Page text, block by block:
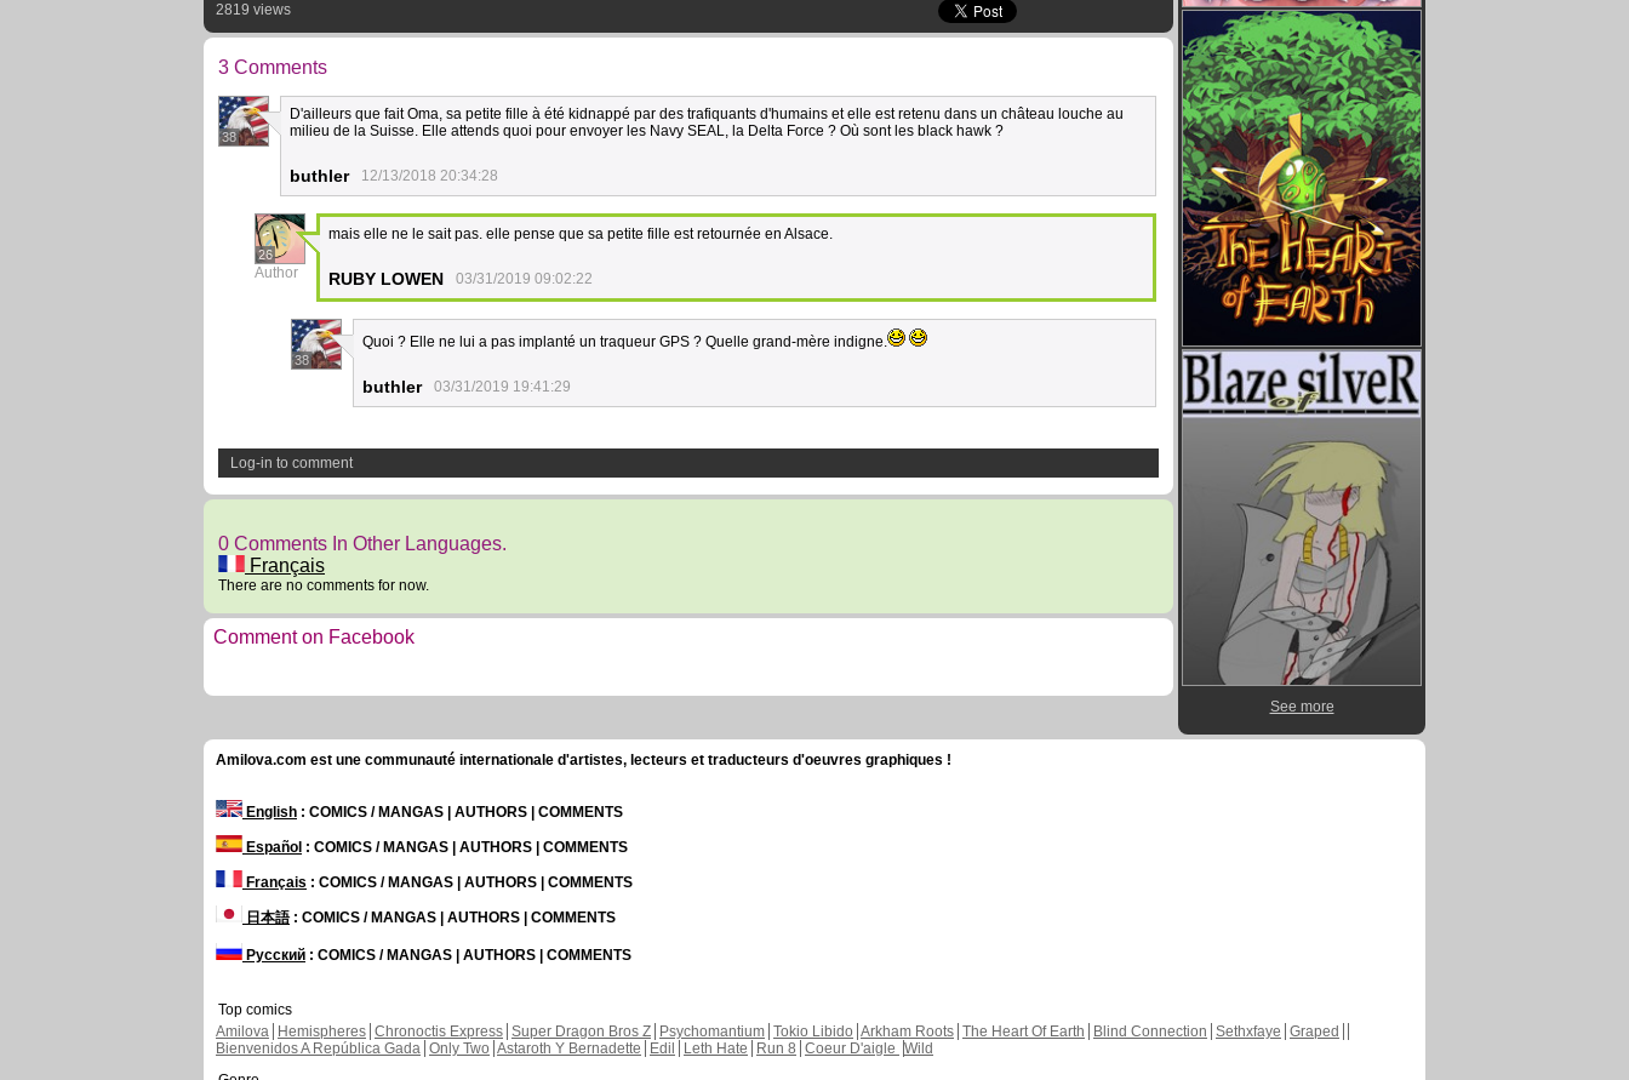
2819 views
3 Comments
38
D'ailleurs que fait Oma, sa petite fille à été kidnappé par des trafiquants d'humains et elle est retenu dans un château louche au
milieu de la Suisse. Elle attends quoi pour envoyer les Navy SEAL, la Delta Force ? Où sont les black hawk ?
buthler 12/13/2018 20:34:28
26
Author
mais elle ne le sait pas. elle pense que sa petite fille est retournée en Alsace.
RUBY LOWEN 03/31/2019 09:02:22
38
Quoi ? Elle ne lui a pas implanté un traqueur GPS ? Quelle grand-mère indigne.
buthler 03/31/2019 19:41:29
Log-in to comment
0 Comments In Other Languages.
Français
There are no comments for now.
Comment on Facebook
See more
Amilova.com est une communauté internationale d'artistes, lecteurs et traducteurs d'oeuvres graphiques !
English : COMICS / MANGAS | AUTHORS | COMMENTS
Español : COMICS / MANGAS | AUTHORS | COMMENTS
Français : COMICS / MANGAS | AUTHORS | COMMENTS
日本語: COMICS / MANGAS | AUTHORS | COMMENTS
Русский : COMICS / MANGAS | AUTHORS | COMMENTS
Top comics
Amilova
Hemispheres Chronoctis Express Super Dragon Bros Z Psychomantium Tokio Libido Arkham Roots The Heart Of Earth Blind Connection Sethxfaye Graped
Bienvenidos A República Gada Only Two Astaroth Y Bernadette Edil Leth Hate Run 8 Coeur D'aigle Wild